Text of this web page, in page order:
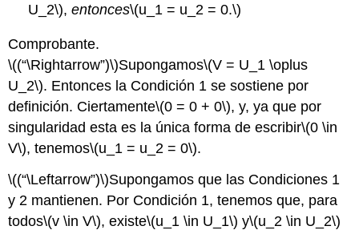
U_2\),entonces\(u_1 = u_2 = 0.\)
Comprobante.
\((“\Rightarrow”)\)Supongamos\(V = U_1 \oplus
U_2\). Entonces la Condición 1 se sostiene por
definición. Ciertamente\(0 = 0 + 0\), y, ya que por
singularidad esta es la única forma de escribir\(0 \in
V\), tenemos\(u_1 = u_2 = 0\).
\((“\Leftarrow”)\)Supongamos que las Condiciones 1
y 2 mantienen. Por Condición 1, tenemos que, para
todos\(v \in V\), existe\(u_1 \in U_1\) y\(u_2 \in U_2\)